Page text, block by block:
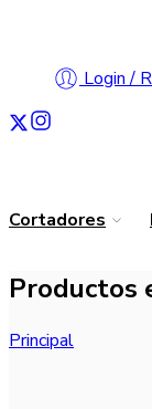
Login /
Cortadores
Productos
Principal